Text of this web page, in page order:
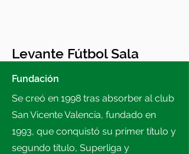
Levante Fútbol Sala
Fundación
Se creó en 1998 tras absorber al club
San Vicente Valencia, fundado en
1993, que conquistó su primer título y
segundo título, Superliga y